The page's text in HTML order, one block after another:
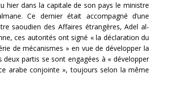
hier dans la capitale de son pays le ministre
Ce dernier était accompagné d’une
saoudien des Affaires étrangères, Adel al-
ces autorités ont signé « la déclaration du
de mécanismes » en vue de développer la
partis se sont engagées à « développer
arabe conjointe », toujours selon la même